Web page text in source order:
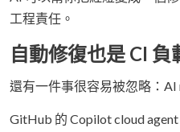
工程責任。
自動修復也是 CI 負
還有一件事很容易被忽略：AI
GitHub 的 Copilot cloud